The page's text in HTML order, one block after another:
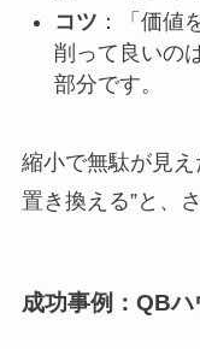
コツ ：「価値
削って良いの
部分です。
縮小で無駄が見
置き換える”と、
成功事例：QBハ